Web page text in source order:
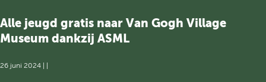
a
n
o
-
L
e
r
Alle jeugd gratis naar Van Gogh Village
Museum dankzij ASML
26 juni 2024